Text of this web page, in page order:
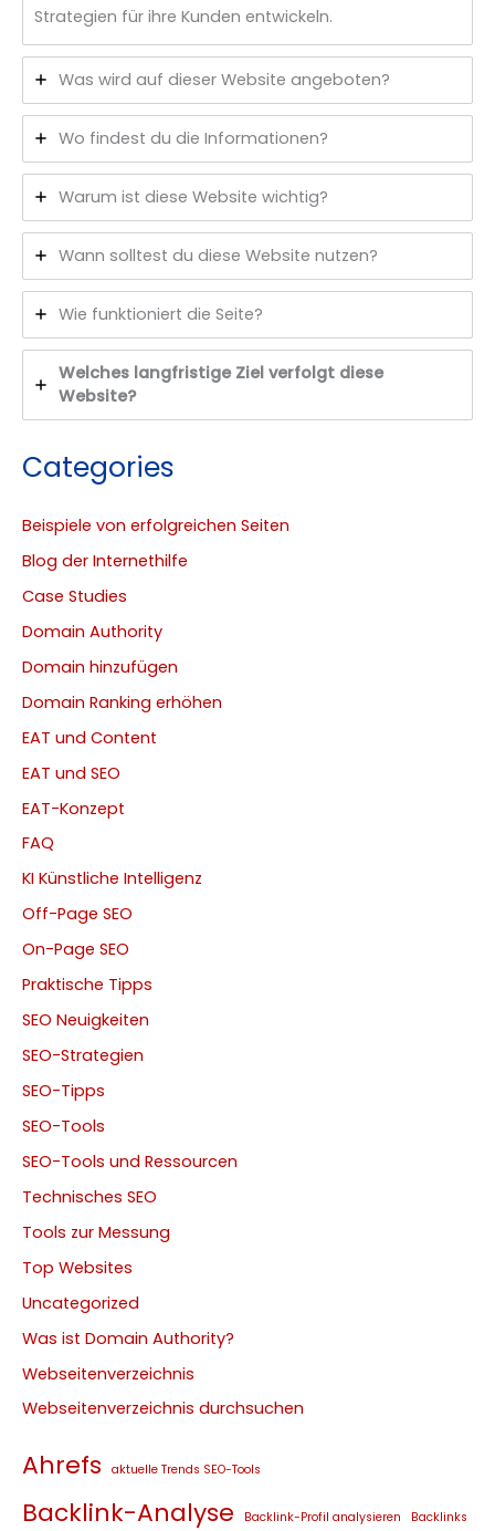
Strategien für ihre Kunden entwickeln.
Was wird auf dieser Website angeboten?
Wo findest du die Informationen?
Warum ist diese Website wichtig?
Wann solltest du diese Website nutzen?
Wie funktioniert die Seite?
Welches langfristige Ziel verfolgt diese
Website?
Categories
Beispiele von erfolgreichen Seiten
Blog der Internethilfe
Case Studies
Domain Authority
Domain hinzufügen
Domain Ranking erhöhen
EAT und Content
EAT und SEO
EAT-Konzept
FAQ
KI Künstliche Intelligenz
Off-Page SEO
On-Page SEO
Praktische Tipps
SEO Neuigkeiten
SEO-Strategien
SEO-Tipps
SEO-Tools
SEO-Tools und Ressourcen
Technisches SEO
Tools zur Messung
Top Websites
Uncategorized
Was ist Domain Authority?
Webseitenverzeichnis
Webseitenverzeichnis durchsuchen
Ahrefs aktuelle Trends SEO-Tools
Backlink-Analyse Backlink-Profil analysieren Backlinks